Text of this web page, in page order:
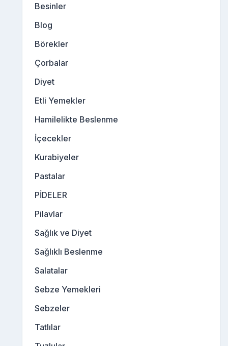
Besinler
Blog
Börekler
Çorbalar
Diyet
Etli Yemekler
Hamilelikte Beslenme
İçecekler
Kurabiyeler
Pastalar
PİDELER
Pilavlar
Sağlık ve Diyet
Sağlıklı Beslenme
Salatalar
Sebze Yemekleri
Sebzeler
Tatlılar